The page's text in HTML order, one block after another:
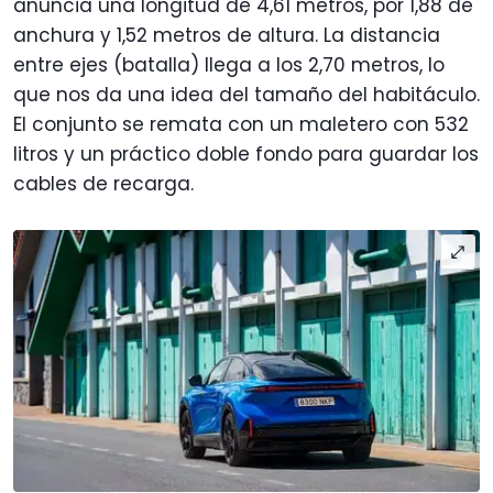
anuncia una longitud de 4,61 metros, por 1,88 de
anchura y 1,52 metros de altura. La distancia
entre ejes (batalla) llega a los 2,70 metros, lo
que nos da una idea del tamaño del habitáculo.
El conjunto se remata con un maletero con 532
litros y un práctico doble fondo para guardar los
cables de recarga.